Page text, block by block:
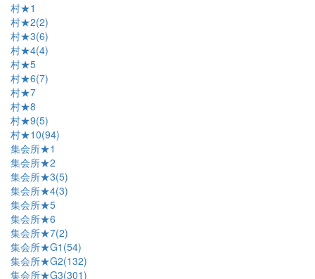
村★1
村★2(2)
村★3(6)
村★4(4)
村★5
村★6(7)
村★7
村★8
村★9(5)
村★10(94)
集会所★1
集会所★2
集会所★3(5)
集会所★4(3)
集会所★5
集会所★6
集会所★7(2)
集会所★G1(54)
集会所★G2(132)
集会所★G3(301)